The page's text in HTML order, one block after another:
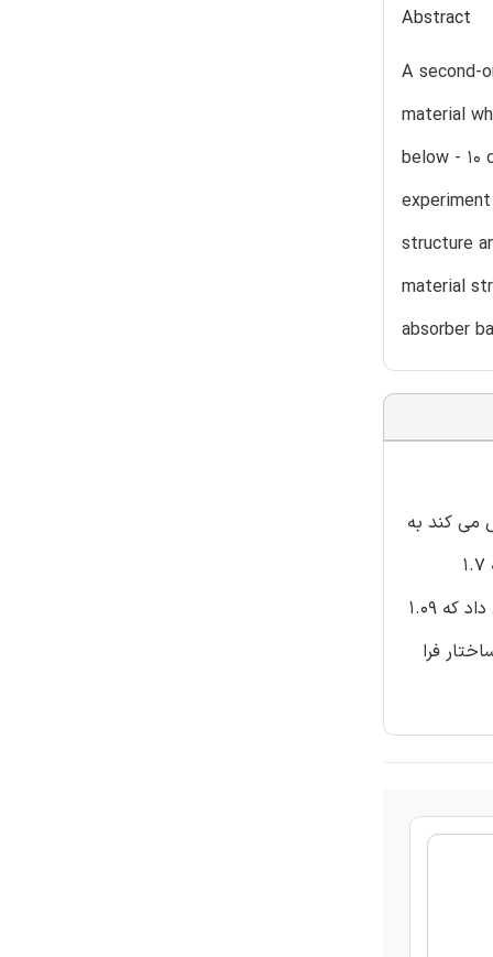
Abstract
A second-
material
below - 10
structure
material
absorber
می کند به
عنوان سوبسترای جاذب استفاده شد. نتایج شبیه سازی باند جاذب پایین تر از 10 دسیبل را بین 4 و 8 گیگاهرتز نشان داد و یک توسعه 1.7
گیگاهرتزی زمانی دیده شد که ساختار فرا مواد بارگذاری نشده بود. نتایج آزمایش یک باند جاذب مشابه را بین 3 و 5.5 گیگاهرتز نشان داد که 1.09
ساختار فرا